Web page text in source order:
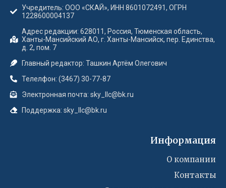
Учредитель: ООО «СКАЙ», ИНН 8601072491, ОГРН
1228600004137
Адрес редакции: 628011, Россия, Тюменская область,
Ханты-Мансийский АО, г. Ханты-Мансийск, пер. Единства,
д. 2, пом. 7
Главный редактор: Ташкин Артём Олегович
Телелфон: (3467) 30-77-87
Электронная почта: sky_llc@bk.ru
Поддержка: sky_llc@bk.ru
Информация
О компании
Контакты